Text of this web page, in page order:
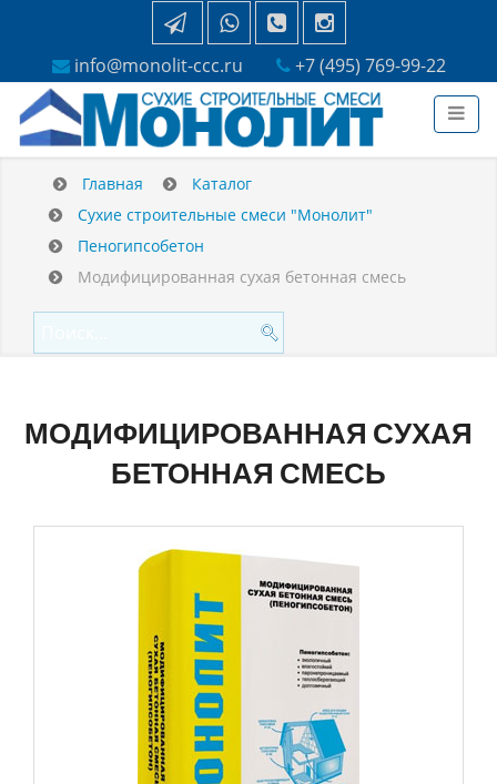
info@monolit-ccc.ru +7 (495) 769-99-22
Главная
Каталог
Сухие строительные смеси "Монолит"
Пеногипсобетон
Модифицированная сухая бетонная смесь
МОДИФИЦИРОВАННАЯ СУХАЯ
БЕТОННАЯ СМЕСЬ